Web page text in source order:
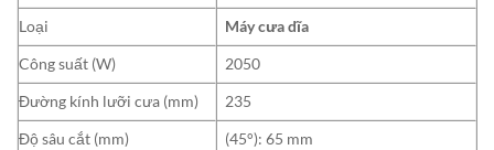
Loại
Máy cưa dĩa
Công suất (W)
2050
Đường kính lưỡi cưa (mm)
235
Độ sâu cắt (mm)
(45°): 65 mm